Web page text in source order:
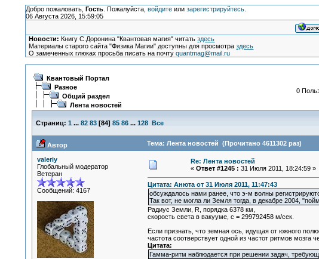
Добро пожаловать, Гость. Пожалуйста, войдитеили зарегистрируйтесь.
06 Августа 2026, 15:59:05
Новости: Книгу С.Доронина "Квантовая магия" читатьздесь
Материалы старого сайта "Физика Магии" доступны для просмотраздесь
О замеченных глюках просьба писать на почтуquantmag@mail.ru
Квантовый Портал
Разное
Общий раздел
Лента новостей
0
Страниц: 1 ... 82 83[84] 85 86 ... 128 Все
Автор Тема: Лента новостей (Прочитано 4611302 раз)
valeriy
Глобальный модератор
Ветеран
Сообщений: 4167
Re: Лента новостей
« Ответ #1245 : 31 Июля 2011, 18:24:59 »
Цитата: Анюта от 31 Июля 2011, 11:47:43
обсуждалось нами ранее, что э-м волны
Так вот, не могла ли Земля тогда, в декабре 2004,
Радиус Земли, R, порядка 6378 км,
скорость света в вакууме, с = 299792458 м/сек.
Если признать, что земная ось, идущая от южного
частота соотверствует одной из частот ритмов мозга
Цитата:
Гамма-ритм наблюдается при решении задач,